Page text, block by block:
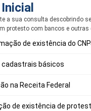
a sua consulta descobrindo
protesto com bancos e outras
de existência do
cadastrais básicos
na Receita Federal
de existência de